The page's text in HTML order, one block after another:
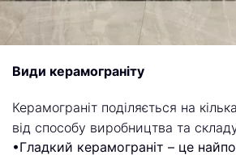
Види керамограніту
Керамограніт поділяється на
від способу виробництва та
•Гладкий керамограніт – це